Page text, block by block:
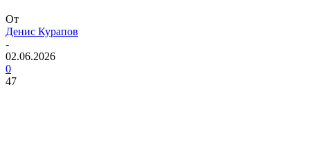
От
Денис Курапов
-
02.06.2026
0
47